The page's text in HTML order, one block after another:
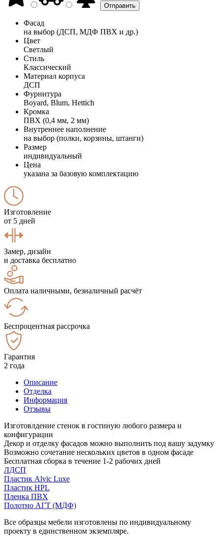
Фасад
на выбор (ДСП, МДФ ПВХ и др.)
Цвет
Светлый
Стиль
Классический
Материал корпуса
ДСП
Фурнитура
Boyard, Blum, Hettich
Кромка
ПВХ (0,4 мм, 2 мм)
Внутреннее наполнение
на выбор (полки, корзины, штанги)
Размер
индивидуальный
Цена
указана за базовую комплектацию
Изготовление
от 5 дней
Замер, дизайн
и доставка бесплатно
Оплата наличными, безналичный расчёт
Беспроцентная рассрочка
Гарантия
2 года
Описание
Отделка
Информация
Отзывы
Изготовлдение стенок в гостиную любого размера и
конфигурации
Декор и отделку фасадов можно выполнить под вашу задумку
Возможно сочетание нескольких цветов в одном фасаде
Бесплатная сборка в течение 1-2 рабочих дней
ЛДСП
Пластик Alvic Luxe
Пластик HPL
Пленка ПВХ
Полотно АГТ (МДФ)
Все образцы мебели изготовлены по индивидуальному
проекту в единственном экземпляре.